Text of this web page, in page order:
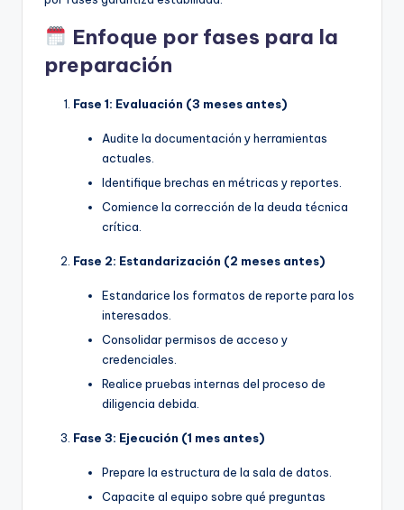
Enfoque por fases para la
preparación
Fase 1: Evaluación (3 meses antes)
Audite la documentación y herramientas
actuales.
Identifique brechas en métricas y reportes.
Comience la corrección de la deuda técnica
crítica.
Fase 2: Estandarización (2 meses antes)
Estandarice los formatos de reporte para los
interesados.
Consolidar permisos de acceso y
credenciales.
Realice pruebas internas del proceso de
diligencia debida.
Fase 3: Ejecución (1 mes antes)
Prepare la estructura de la sala de datos.
Capacite al equipo sobre qué preguntas